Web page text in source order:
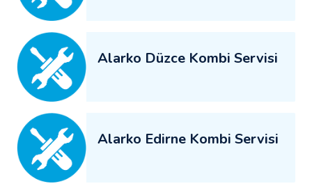
Alarko Düzce Kombi Servisi
Alarko Edirne Kombi Servisi